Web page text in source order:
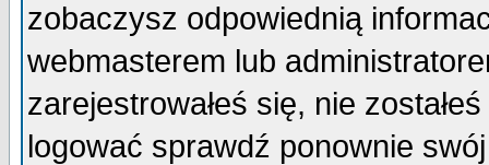
zobaczysz odpowiednią
webmasterem lub
zarejestrowałeś się, nie
logować sprawdź ponownie